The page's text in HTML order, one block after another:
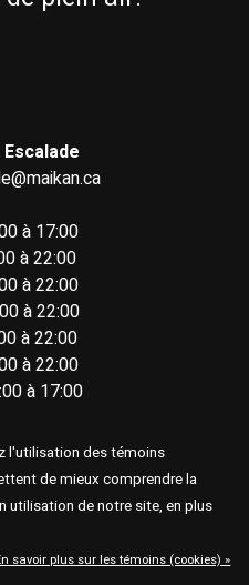
à 17:00
à 22:00
à 22:00
à 22:00
à 22:00
à 22:00
à 17:00
l'utilisation des témoins
de mieux comprendre la
utilisation de notre site, en plus
savoir plus sur les témoins (cookies) »